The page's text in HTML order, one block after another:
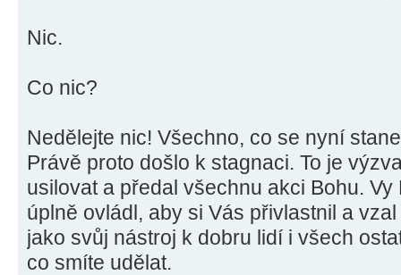
Nic.
Co nic?
Nedělejte nic! Všechno, co se nyní
Právě proto došlo k stagnaci. To je
usilovat a předal všechnu akci Bohu.
úplně ovládl, aby si Vás přivlastnil a
jako svůj nástroj k dobru lidí i všech
co smíte udělat.